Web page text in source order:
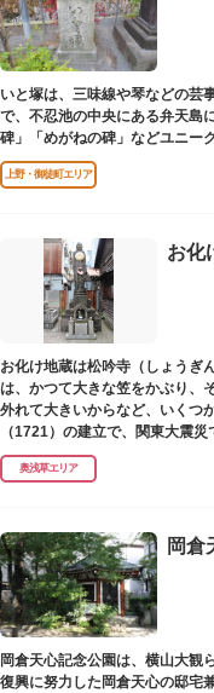
いと塚は、三味線や琴などの芸
で、不忍池の中央にある弁天島
碑」「めがねの碑」などユニー
上野・御徒町エリア
お化
お化け地蔵は松吟寺（しょうぎ
は、かつて大きな笠をかぶり、
外れて大きいからなど、いくつ
（1721）の建立で、関東大震
ています。常夜灯は、寛政2年
奥浅草エリア
岡倉
岡倉天心記念公園は、横山大観
復興に努力した岡倉天心の邸宅